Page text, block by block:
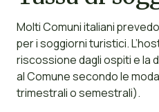
Molti Comuni italiani
per i soggiorni turistici.
riscossione dagli ospiti e la
al Comune secondo le
trimestrali o semestrali).